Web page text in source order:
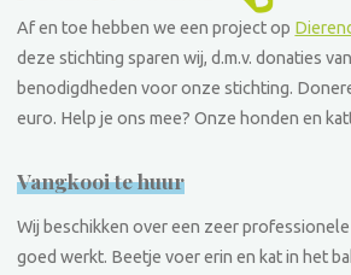
Af en toe hebben we een project op
deze stichting sparen wij, d.m.v. donaties
benodigdheden voor onze stichting.
euro. Help je ons mee? Onze honden en
Vangkooi te huur
Wij beschikken over een zeer
goed werkt. Beetje voer erin en kat in het